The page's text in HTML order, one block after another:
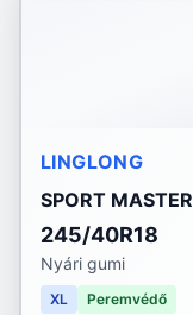
LINGLONG
SPORT MASTER
245/40R18
Nyári gumi
XL Peremvédő